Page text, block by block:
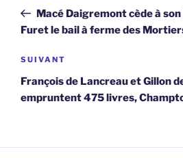
l’article
précédent
Macé Daigremont cède à
Furet le bail à ferme des
Article
suivant
SUIVANT
François de Lancreau et Gillon
empruntent 475 livres,